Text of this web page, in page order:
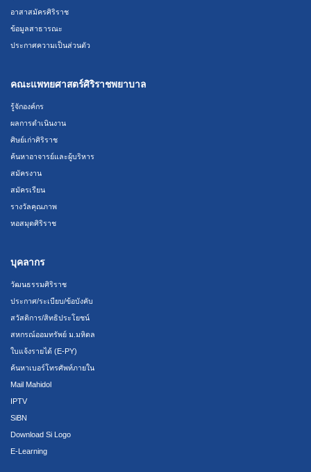
อาสาสมัครศิริราช
ข้อมูลสาธารณะ
ประกาศความเป็นส่วนตัว
คณะแพทยศาสตร์ศิริราชพยาบาล
รู้จักองค์กร
ผลการดำเนินงาน
ศิษย์เก่าศิริราช
ค้นหาอาจารย์และผู้บริหาร
สมัครงาน
สมัครเรียน
รางวัลคุณภาพ
หอสมุดศิริราช
บุคลากร
วัฒนธรรมศิริราช
ประกาศ/ระเบียบ/ข้อบังคับ
สวัสดิการ/สิทธิประโยชน์
สหกรณ์ออมทรัพย์ ม.มหิดล
ใบแจ้งรายได้ (E-PY)
ค้นหาเบอร์โทรศัพท์ภายใน
Mail Mahidol
IPTV
SiBN
Download Si Logo
E-Learning